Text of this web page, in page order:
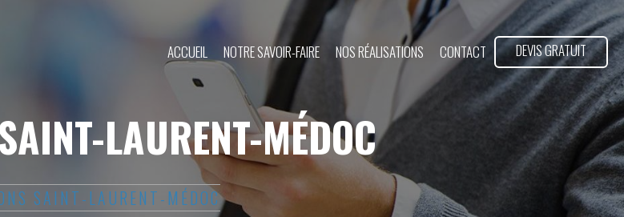
ACCUEIL NOTRE SAVOIR-FAIRE NOS RÉALISATIONS CONTACT DEVIS GRATUIT
LAURENT-MÉDOC
SAINT-LAURENT-MÉDOC